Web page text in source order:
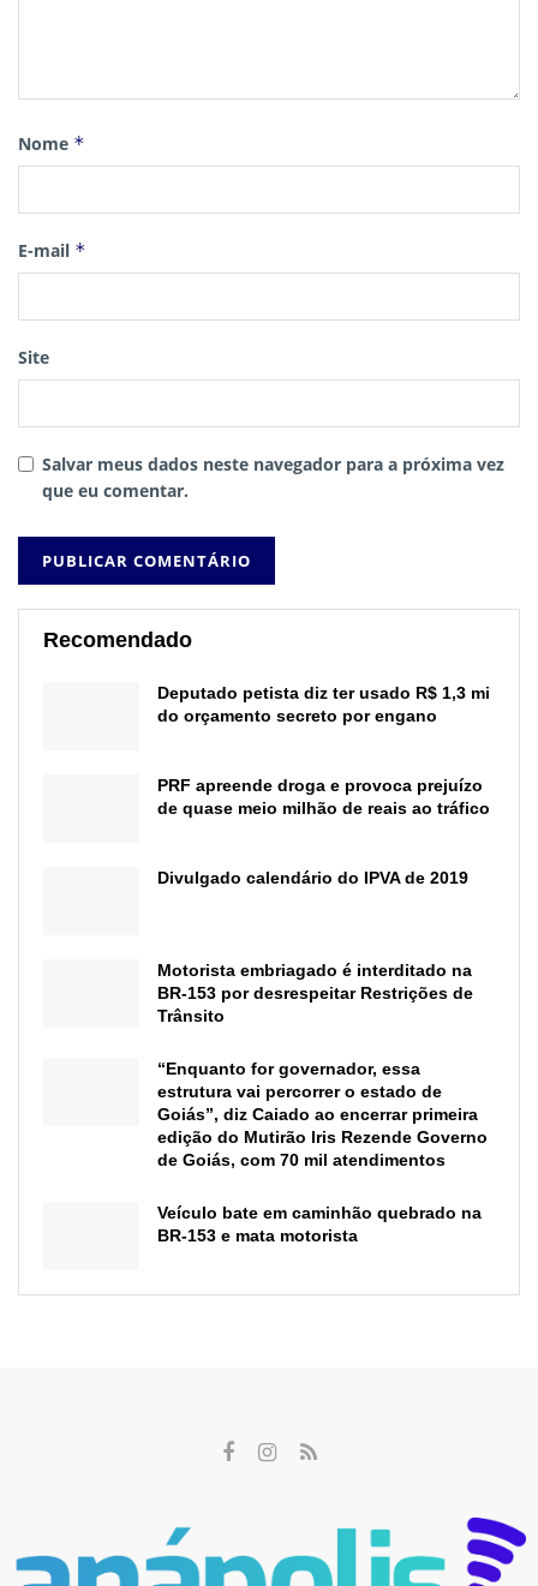
Nome *
E-mail *
Site
Salvar meus dados neste navegador para a próxima vez
que eu comentar.
Recomendado
Deputado petista diz ter usado R$ 1,3 mi
do orçamento secreto por engano
PRF apreende droga e provoca prejuízo
de quase meio milhão de reais ao tráfico
Divulgado calendário do IPVA de 2019
Motorista embriagado é interditado na
BR-153 por desrespeitar Restrições de
Trânsito
“Enquanto for governador, essa
estrutura vai percorrer o estado de
Goiás”, diz Caiado ao encerrar primeira
edição do Mutirão Iris Rezende Governo
de Goiás, com 70 mil atendimentos
Veículo bate em caminhão quebrado na
BR-153 e mata motorista